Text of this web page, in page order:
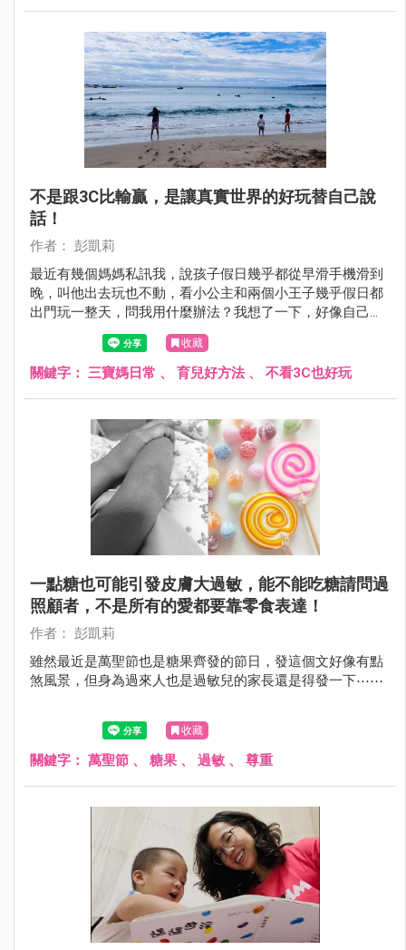
不是跟3C比輸贏，是讓真實世界的好玩替自己說
話！
作者： 彭凱莉
最近有幾個媽媽私訊我，說孩子假日幾乎都從早滑手機滑到
晚，叫他出去玩也不動，看小公主和兩個小王子幾乎假日都
出門玩一整天，問我用什麼辦法？我想了一下，好像自己也
沒有什麼厲害的管理方法，唯一比較常做的就是不斷陪他們
發現好玩的事～
收藏
關鍵字： 三寶媽日常 、 育兒好方法 、 不看3C也好玩
一點糖也可能引發皮膚大過敏，能不能吃糖請問過
照顧者，不是所有的愛都要靠零食表達！
作者： 彭凱莉
雖然最近是萬聖節也是糖果齊發的節日，發這個文好像有點
煞風景，但身為過來人也是過敏兒的家長還是得發一下⋯⋯
收藏
關鍵字： 萬聖節 、 糖果 、 過敏 、 尊重